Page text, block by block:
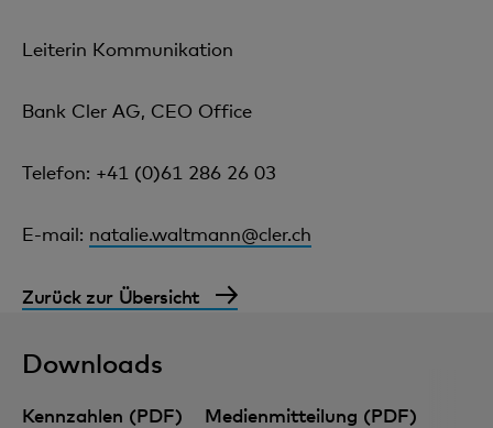
Leiterin Kommunikation
Bank Cler AG, CEO Office
Telefon: +41 (0)61 286 26 03
E-mail: natalie.waltmann@cler.ch
Zurück zur Übersicht
Downloads
Kennzahlen (PDF) Medienmitteilung (PDF)